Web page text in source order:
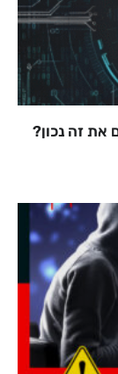
את זה נכון?